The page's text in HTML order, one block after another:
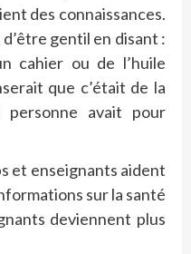
des connaissances.
gentil en disant :
cahier ou de l’huile
que c’était de la
personne avait pour
et enseignants aident
sur la santé
deviennent plus